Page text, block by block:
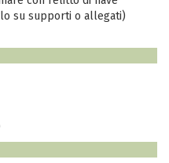
su supporti o allegati)